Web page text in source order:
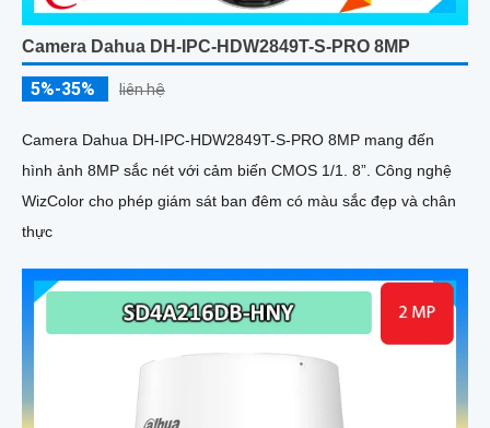
Camera Dahua DH-IPC-HDW2849T-S-PRO 8MP
5%-35% liên hệ
Camera Dahua DH-IPC-HDW2849T-S-PRO 8MP mang đến
hình ảnh 8MP sắc nét với cảm biến CMOS 1/1. 8”. Công nghệ
WizColor cho phép giám sát ban đêm có màu sắc đẹp và chân
thực